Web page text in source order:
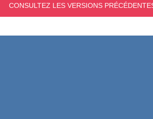
CONSULTEZ LES VERSIONS